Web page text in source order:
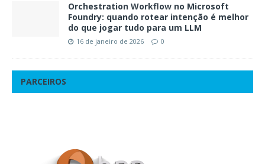
Orchestration Workflow no Microsoft
Foundry: quando rotear intenção é melhor
do que jogar tudo para um LLM
16 de janeiro de 2026 0
PARCEIROS